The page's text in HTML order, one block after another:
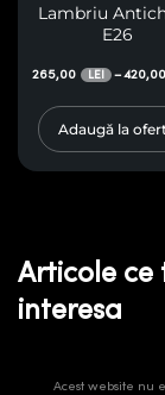
Lambriu
E26
265,00 LEI –420,00
Adaugă la
Articole
interesa
Acest website nu